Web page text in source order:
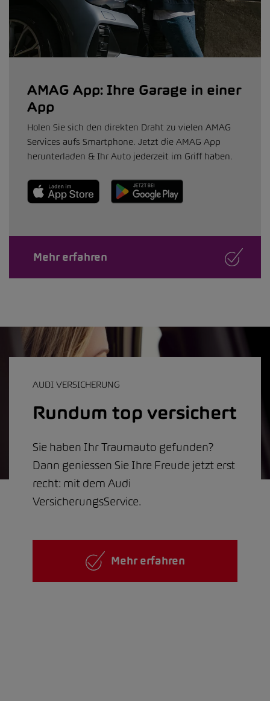
AMAG App: Ihre Garage in einer
App
Holen Sie sich den direkten Draht zu vielen AMAG
Services aufs Smartphone. Jetzt die AMAG App
herunterladen & Ihr Auto jederzeit im Griff haben.
Mehr erfahren
AUDI VERSICHERUNG
Rundum top versichert
Sie haben Ihr Traumauto gefunden?
Dann geniessen Sie Ihre Freude jetzt erst
recht: mit dem Audi
VersicherungsService.
Mehr erfahren